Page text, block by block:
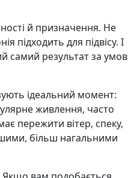
й призначення. Не
підходить для підвісу. І
самий результат за умов
ідеальний момент:
живлення, часто
пережити вітер, спеку,
більш нагальними